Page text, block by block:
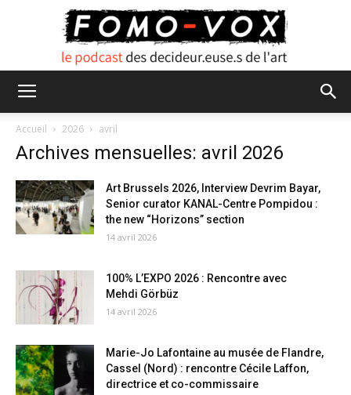
Accueil 2026 avril
Archives mensuelles: avril 2026
Art Brussels 2026, Interview Devrim Bayar,
Senior curator KANAL-Centre Pompidou :
the new “Horizons” section
14 avril 2026
100% L’EXPO 2026 : Rencontre avec
Mehdi Görbüz
14 avril 2026
Marie-Jo Lafontaine au musée de Flandre,
Cassel (Nord) : rencontre Cécile Laffon,
directrice et co-commissaire